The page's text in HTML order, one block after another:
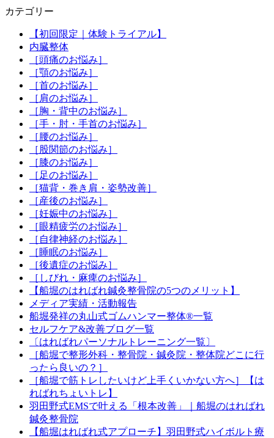
カテゴリー
【初回限定｜体験トライアル】
内臓整体
［頭痛のお悩み］
［顎のお悩み］
［首のお悩み］
［肩のお悩み］
［胸・背中のお悩み］
［手・肘・手首のお悩み］
［腰のお悩み］
［股関節のお悩み］
［膝のお悩み］
［足のお悩み］
［猫背・巻き肩・姿勢改善］
［産後のお悩み］
［妊娠中のお悩み］
［眼精疲労のお悩み］
［自律神経のお悩み］
［睡眠のお悩み］
［後遺症のお悩み］
［しびれ・麻痺のお悩み］
【船堀のはればれ鍼灸整骨院の5つのメリット】
メディア実績・活動報告
船堀発祥の丸山式ゴムハンマー整体®︎一覧
セルフケア&改善ブログ一覧
〔はればれパーソナルトレーニング一覧〕
［船堀で整形外科・整骨院・鍼灸院・整体院どこに行
ったら良いの？］
［船堀で筋トレしたいけど上手くいかない方へ］【は
ればれちょいトレ】
羽田野式EMSで叶える「根本改善」｜船堀のはればれ
鍼灸整骨院
【船堀はればれ式アプローチ】羽田野式ハイボルト療